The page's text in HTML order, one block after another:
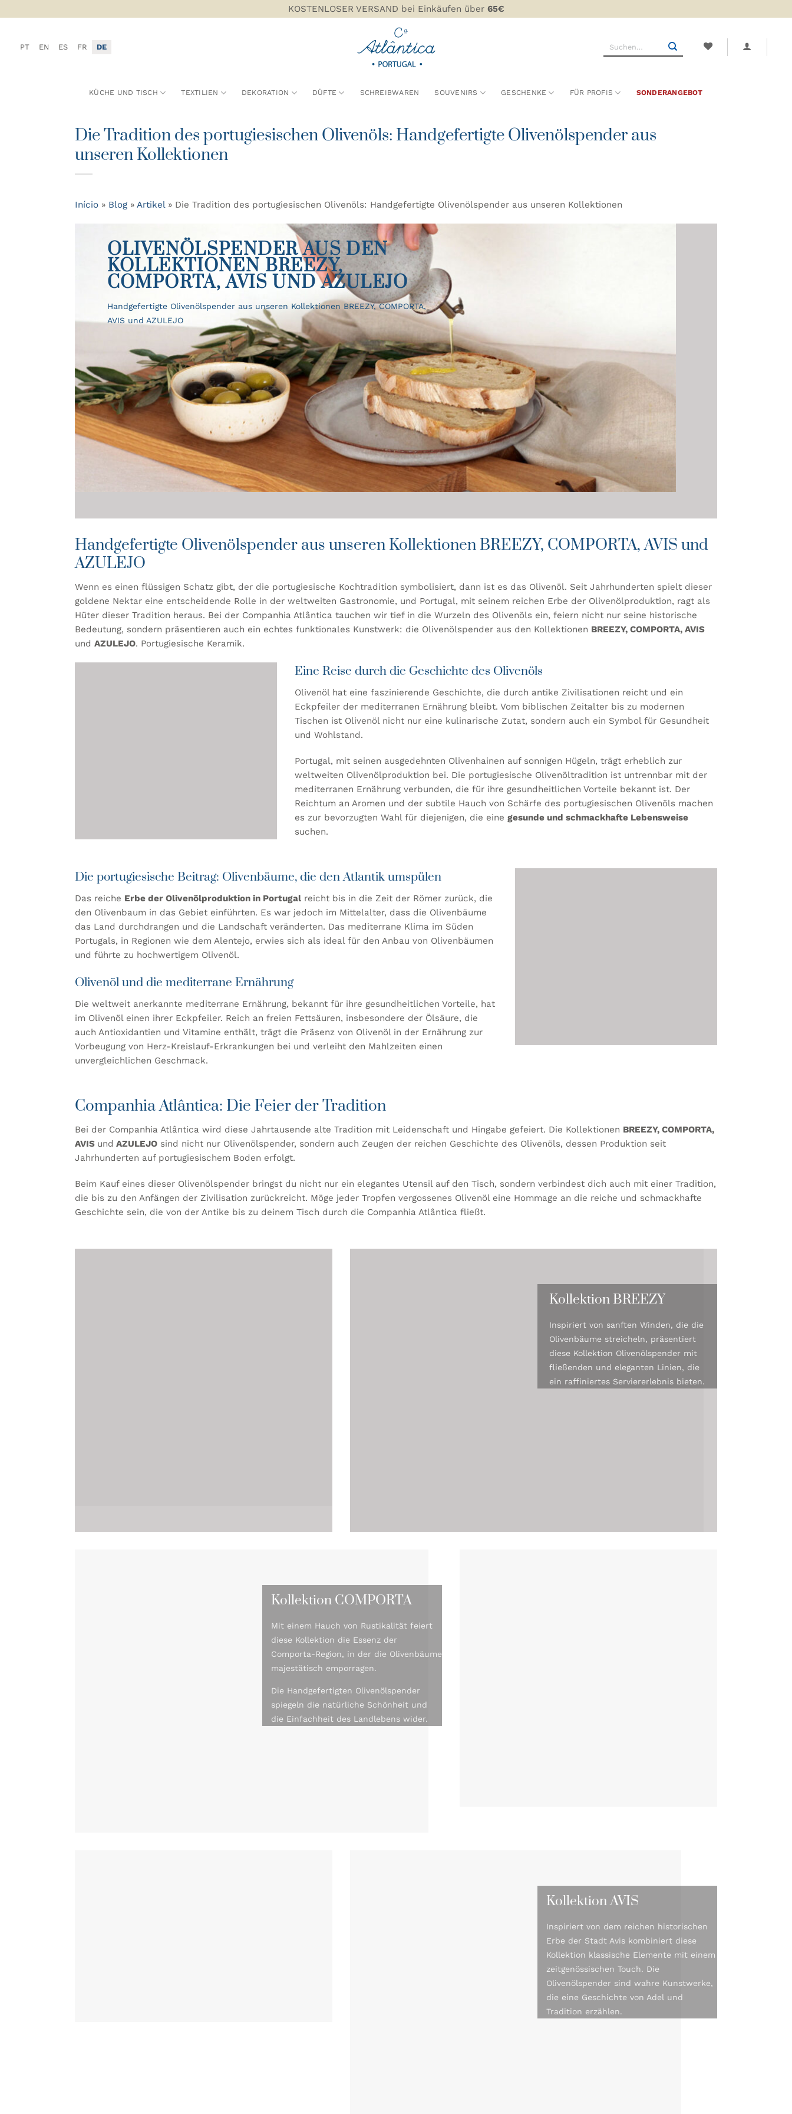
Inhalt
KOSTENLOSER VERSAND bei Einkäufen über 65€
PT EN ES FR DE
Suchen
KÜCHE UND TISCH TEXTILIEN DEKORATION DÜFTE SCHREIBWAREN SOUVENIRS GESCHENKE FÜR PROFIS SONDERANGEBOT
Die Tradition des portugiesischen Olivenöls: Handgefertigte Olivenölspender aus
unseren Kollektionen
Início » Blog » Artikel» Die Tradition des portugiesischen Olivenöls: Handgefertigte Olivenölspender aus unseren Kollektionen
OLIVENÖLSPENDER AUS DEN
KOLLEKTIONEN BREEZY,
COMPORTA, AVIS UND AZULEJO
Handgefertigte Olivenölspender aus unseren Kollektionen BREEZY, COMPORTA,
AVIS und AZULEJO
Handgefertigte Olivenölspender aus unseren Kollektionen BREEZY, COMPORTA, AVIS und
AZULEJO
Wenn es einen flüssigen Schatz gibt, der die portugiesische Kochtradition symbolisiert, dann ist es das Olivenöl. Seit Jahrhunderten spielt dieser
goldene Nektar eine entscheidende Rolle in der weltweiten Gastronomie, und Portugal, mit seinem reichen Erbe der Olivenölproduktion, ragt als
Hüter dieser Tradition heraus. Bei der Companhia Atlântica tauchen wir tief in die Wurzeln des Olivenöls ein, feiern nicht nur seine historische
Bedeutung, sondern präsentieren auch ein echtes funktionales Kunstwerk: die Olivenölspender aus den Kollektionen BREEZY, COMPORTA, AVIS
und AZULEJO. Portugiesische Keramik.
Eine Reise durch die Geschichte des Olivenöls
Olivenöl hat eine faszinierende Geschichte, die durch antike Zivilisationen reicht und ein
Eckpfeiler der mediterranen Ernährung bleibt. Vom biblischen Zeitalter bis zu modernen
Tischen ist Olivenöl nicht nur eine kulinarische Zutat, sondern auch ein Symbol für Gesundheit
und Wohlstand.
Portugal, mit seinen ausgedehnten Olivenhainen auf sonnigen Hügeln, trägt erheblich zur
weltweiten Olivenölproduktion bei. Die portugiesische Olivenöltradition ist untrennbar mit der
mediterranen Ernährung verbunden, die für ihre gesundheitlichen Vorteile bekannt ist. Der
Reichtum an Aromen und der subtile Hauch von Schärfe des portugiesischen Olivenöls machen
es zur bevorzugten Wahl für diejenigen, die einegesunde und schmackhafte Lebensweise
suchen.
Die portugiesische Beitrag: Olivenbäume, die den Atlantik umspülen
Das reiche Erbe der Olivenölproduktion in Portugal reicht bis in die Zeit der Römer zurück, die
den Olivenbaum in das Gebiet einführten. Es war jedoch im Mittelalter, dass die Olivenbäume
das Land durchdrangen und die Landschaft veränderten. Das mediterrane Klima im Süden
Portugals, in Regionen wie dem Alentejo, erwies sich als ideal für den Anbau von Olivenbäumen
und führte zu hochwertigem Olivenöl.
Olivenöl und die mediterrane Ernährung
Die weltweit anerkannte mediterrane Ernährung, bekannt für ihre gesundheitlichen Vorteile, hat
im Olivenöl einen ihrer Eckpfeiler. Reich an freien Fettsäuren, insbesondere der Ölsäure, die
auch Antioxidantien und Vitamine enthält, trägt die Präsenz von Olivenöl in der Ernährung zur
Vorbeugung von Herz-Kreislauf-Erkrankungen bei und verleiht den Mahlzeiten einen
unvergleichlichen Geschmack.
Companhia Atlântica: Die Feier der Tradition
Bei der Companhia Atlântica wird diese Jahrtausende alte Tradition mit Leidenschaft und Hingabe gefeiert. Die Kollektionen BREEZY, COMPORTA,
AVIS und AZULEJO sind nicht nur Olivenölspender, sondern auch Zeugen der reichen Geschichte des Olivenöls, dessen Produktion seit
Jahrhunderten auf portugiesischem Boden erfolgt.
Beim Kauf eines dieser Olivenölspender bringst du nicht nur ein elegantes Utensil auf den Tisch, sondern verbindest dich auch mit einer Tradition,
die bis zu den Anfängen der Zivilisation zurückreicht. Möge jeder Tropfen vergossenes Olivenöl eine Hommage an die reiche und schmackhafte
Geschichte sein, die von der Antike bis zu deinem Tisch durch die Companhia Atlântica fließt.
Kollektion BREEZY
Inspiriert von sanften Winden, die die
Olivenbäume streicheln, präsentiert
diese Kollektion Olivenölspender mit
fließenden und eleganten Linien, die
ein raffiniertes Serviererlebnis bieten.
Kollektion COMPORTA
Mit einem Hauch von Rustikalität feiert
diese Kollektion die Essenz der
Comporta-Region, in der die Olivenbäume
majestätisch emporragen.
Die Handgefertigten Olivenölspender
spiegeln die natürliche Schönheit und
die Einfachheit des Landlebens wider.
Kollektion AVIS
Inspiriert von dem reichen historischen
Erbe der Stadt Avis kombiniert diese
Kollektion klassische Elemente mit einem
zeitgenössischen Touch. Die
Olivenölspender sind wahre Kunstwerke,
die eine Geschichte von Adel und
Tradition erzählen.